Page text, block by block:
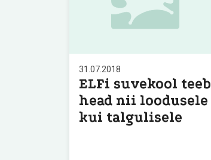
31.07.2018
ELFi suvekool teeb
head nii loodusele
kui talgulisele